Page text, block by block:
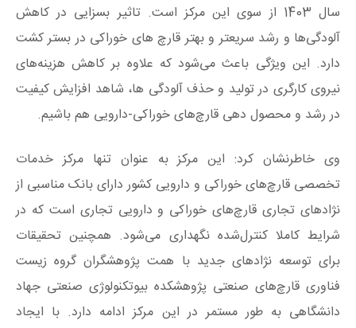
سال 1403 از سوی این مرکز است. تاثیر بسزایی در کاهش
آلودگی‌ها و رشد سریعتر و بهتر قارچ های خوراکی در بستر کشت
دارد. این ویژگی باعث می‌شود که علاوه بر کاهش هزینه‌های
نیروی کارگری در تولید و حذف آلودگی ها، شاهد افزایش کیفیت
در رشد و محصول دهی قارچ‌های خوراکی-دارویی هم باشیم.
وی خاطرنشان کرد: این مرکز به عنوان تنها مرکز خدمات
تخصصی قارچ‌های خوراکی و دارویی کشور دارای بانک مناسبی از
نژادهای تجاری قارچ‌های خوراکی و دارویی تجاری است که در
شرایط کاملا کنترل‌شده نگهداری می‌شود. همچنین تحقیقات
برای توسعه نژادهای جدید با همت پژوهشگران گروه زیست
فناوری قارچ‌های صنعتی پژوهشکده بیوتکنولوژی صنعتی جهاد
دانشگاهی به طور مستمر در این مرکز ادامه دارد. با ایجاد